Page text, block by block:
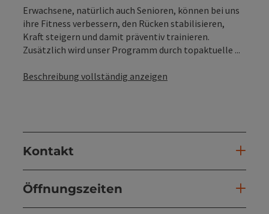
Erwachsene, natürlich auch Senioren, können bei uns
ihre Fitness verbessern, den Rücken stabilisieren,
Kraft steigern und damit präventiv trainieren.
Zusätzlich wird unser Programm durch topaktuelle ...
Beschreibung vollständig anzeigen
Kontakt
Öffnungszeiten